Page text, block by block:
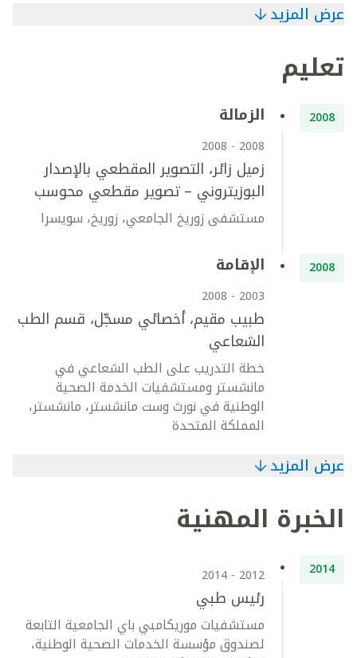
عرض المزيد
تعليم
2008 الزمالة
2008 - 2008
زميل زائر، التصوير المقطعي بالإصدار
البوزيتروني – تصوير مقطعي محوسب
مستشفى زوريخ الجامعي، زوريخ، سويسرا
2008 الإقامة
2003 - 2008
طبيب مقيم، أخصائي مسجّل، قسم الطب
الشعاعي
خطة التدريب على الطب الشعاعي في
مانشستر ومستشفيات الخدمة الصحية
الوطنية في نورث وست مانشستر، مانشستر،
المملكة المتحدة
عرض المزيد
الخبرة المهنية
2014
2012 - 2014
رئيس طبي
مستشفيات موريكامبي باي الجامعية التابعة
لصندوق مؤسسة الخدمات الصحية الوطنية،